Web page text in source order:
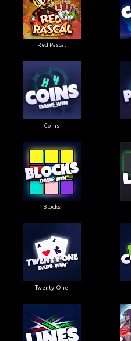
Red Pascal
Coins
Blocks
Twenty-One